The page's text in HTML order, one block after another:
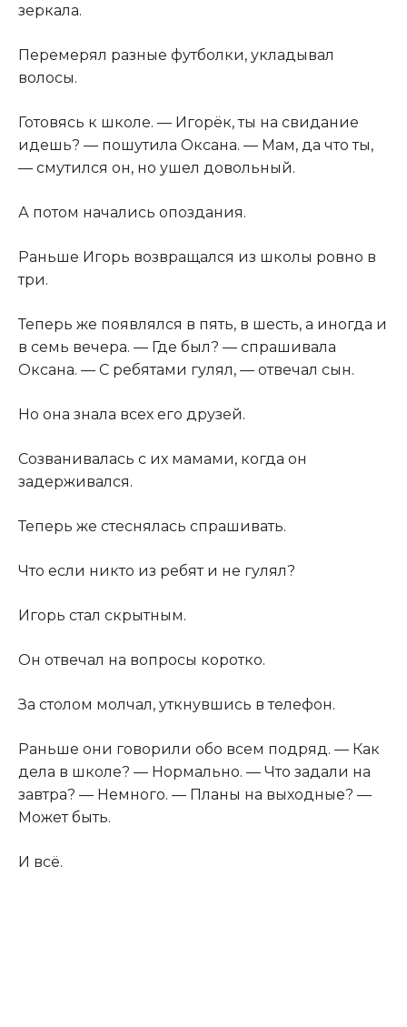
зеркала.
Перемерял разные футболки, укладывал
волосы.
Готовясь к школе. — Игорёк, ты на свидание
идешь? — пошутила Оксана. — Мам, да что ты,
— смутился он, но ушел довольный.
А потом начались опоздания.
Раньше Игорь возвращался из школы ровно в
три.
Теперь же появлялся в пять, в шесть, а иногда и
в семь вечера. — Где был? — спрашивала
Оксана. — С ребятами гулял, — отвечал сын.
Но она знала всех его друзей.
Созванивалась с их мамами, когда он
задерживался.
Теперь же стеснялась спрашивать.
Что если никто из ребят и не гулял?
Игорь стал скрытным.
Он отвечал на вопросы коротко.
За столом молчал, уткнувшись в телефон.
Раньше они говорили обо всем подряд. — Как
дела в школе? — Нормально. — Что задали на
завтра? — Немного. — Планы на выходные? —
Может быть.
И всё.